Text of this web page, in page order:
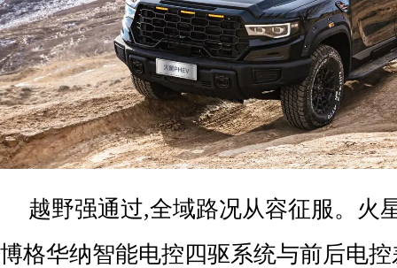
越野强通过,全域路况从容征服。火
博格华纳智能电控四驱系统与前后电